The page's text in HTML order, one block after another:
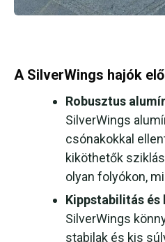
A SilverWings hajók
Robusztus
SilverWings
csónakokkal
kiköthetők
olyan folyókon,
Kippstabilitás és
SilverWings
stabilak és kis